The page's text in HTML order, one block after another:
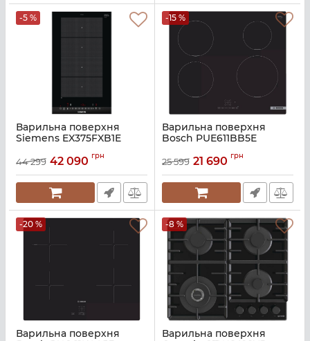
-5 %
Варильна поверхня
Siemens EX375FXB1E
44 299 42 090 грн
-15 %
Варильна поверхня
Bosch PUE611BB5E
25 599 21 690 грн
-20 %
Варильна поверхня
-8 %
Варильна поверхня